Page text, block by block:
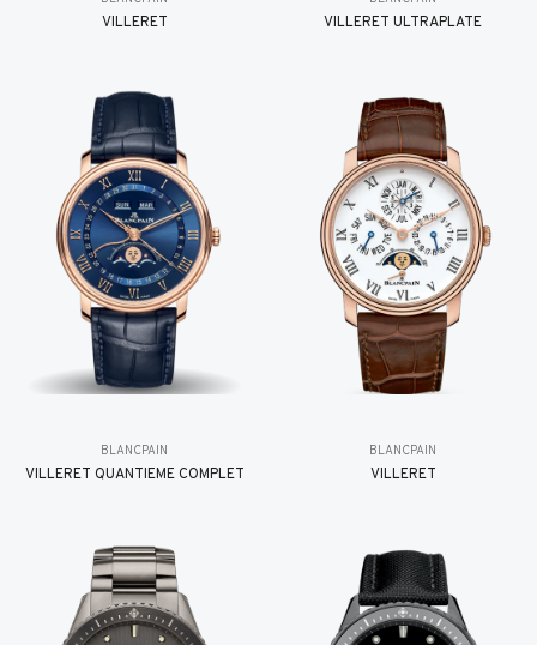
VILLERET VILLERET ULTRAPLATE
BLANCPAIN
VILLERET QUANTIÈME COMPLET
BLANCPAIN
VILLERET